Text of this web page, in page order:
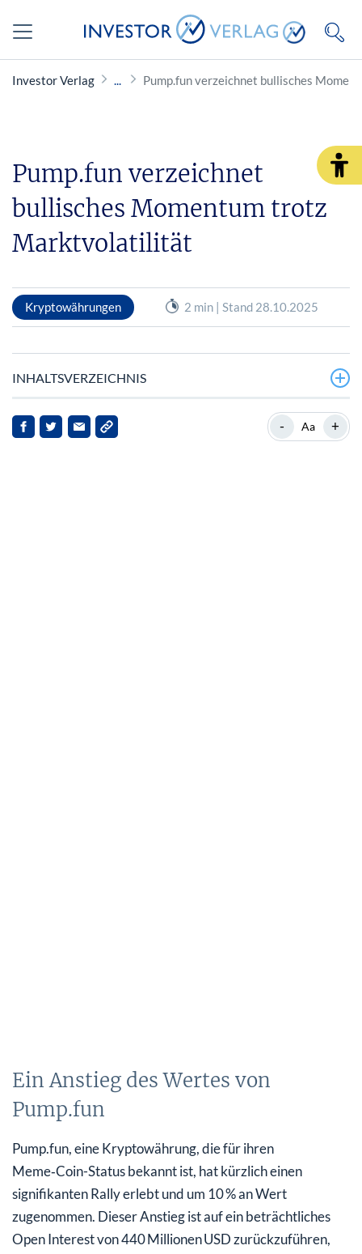
Investor Verlag Pump.fun verzeichnet bullisches
Pump.fun verzeichnet
bullisches Momentum trotz
Marktvolatilität
Kryptowährungen 2 min | Stand 28.10.2025
INHALTSVERZEICHNIS
Ein Anstieg des Wertes von Pump.fun
- Aa +
Ein Anstieg des Wertes von
Pump.fun
Pump.fun, eine Kryptowährung, die für ihren
Meme‑Coin-Status bekannt ist, hat kürzlich einen
signifikanten Rally erlebt und um 10 % an Wert
zugenommen. Dieser Anstieg ist auf ein beträchtliches
Open Interest von 440 Millionen USD zurückzuführen,